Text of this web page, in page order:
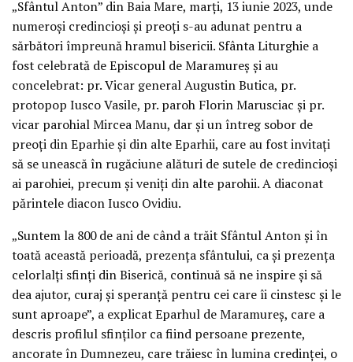
„Sfântul Anton” din Baia Mare, marți, 13 iunie 2023, unde
numeroși credincioși și preoți s-au adunat pentru a
sărbători împreună hramul bisericii. Sfânta Liturghie a
fost celebrată de Episcopul de Maramureș și au
concelebrat: pr. Vicar general Augustin Butica, pr.
protopop Iusco Vasile, pr. paroh Florin Marusciac și pr.
vicar parohial Mircea Manu, dar și un întreg sobor de
preoți din Eparhie și din alte Eparhii, care au fost invitați
să se unească în rugăciune alături de sutele de credincioși
ai parohiei, precum și veniți din alte parohii. A diaconat
părintele diacon Iusco Ovidiu.
„Suntem la 800 de ani de când a trăit Sfântul Anton și în
toată această perioadă, prezența sfântului, ca și prezența
celorlalți sfinți din Biserică, continuă să ne inspire și să
dea ajutor, curaj și speranță pentru cei care îi cinstesc și le
sunt aproape”, a explicat Eparhul de Maramureș, care a
descris profilul sfinților ca fiind persoane prezente,
ancorate în Dumnezeu, care trăiesc în lumina credinței, o